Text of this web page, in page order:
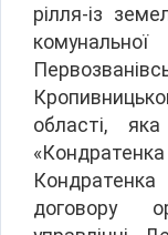
рілля-із
області,
договору